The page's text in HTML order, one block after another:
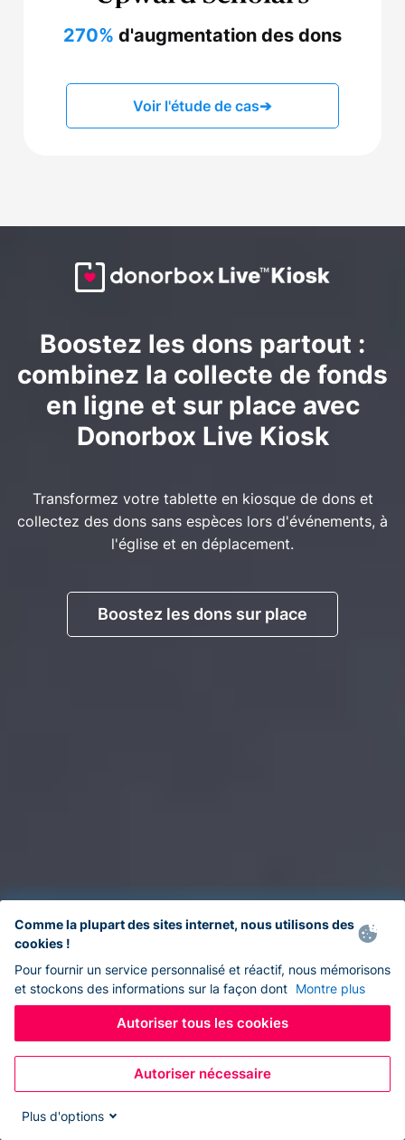
270% d'augmentation des dons
Voir l'étude de cas➔
Boostez les dons partout :
combinez la collecte de fonds
en ligne et sur place avec
Donorbox Live Kiosk
Transformez votre tablette en kiosque de dons et
collectez des dons sans espèces lors d'événements, à
l'église et en déplacement.
Boostez les dons sur place
Comme la plupart des sites internet, nous utilisons des
cookies !
Pour fournir un service personnalisé et réactif, nous mémorisons
et stockons des informations sur la façon dont Montre plus
Autoriser tous les cookies
Autoriser nécessaire
Plus d'options